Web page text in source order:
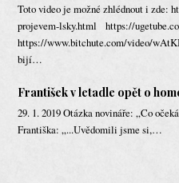
Toto video je možné zhlédnout i zde:
projevem-lsky.html https://
https://www.bitchute.com/video/
bijí…
František v letadle opět o
29. 1. 2019 Otázka novináře: „Co
Františka: „...Uvědomili jsme si,…